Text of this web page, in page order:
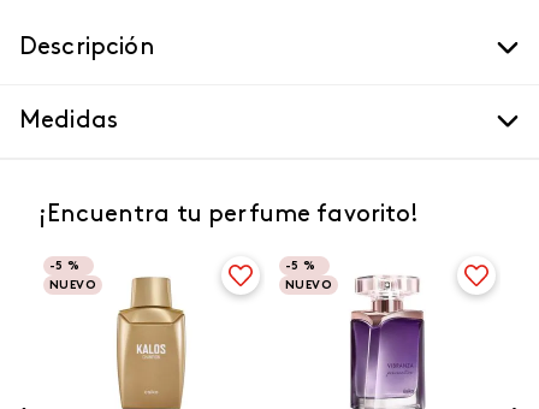
Descripción
Medidas
¡Encuentra tu perfume favorito!
-5 %
NUEVO
-5 %
NUEVO